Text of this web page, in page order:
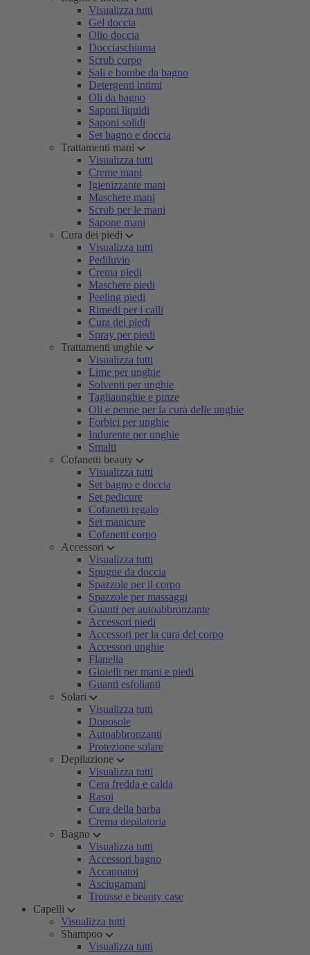
Visualizza tutti
Gel doccia
Olio doccia
Docciaschiuma
Scrub corpo
Sali e bombe da bagno
Detergenti intimi
Oli da bagno
Saponi liquidi
Saponi solidi
Set bagno e doccia
Trattamenti mani
Visualizza tutti
Creme mani
Igienizzante mani
Maschere mani
Scrub per le mani
Sapone mani
Cura dei piedi
Visualizza tutti
Pediluvio
Crema piedi
Maschere piedi
Peeling piedi
Rimedi per i calli
Cura dei piedi
Spray per piedi
Trattamenti unghie
Visualizza tutti
Lime per unghie
Solventi per unghie
Tagliaunghie e pinze
Oli e penne per la cura delle unghie
Forbici per unghie
Indurente per unghie
Smalti
Cofanetti beauty
Visualizza tutti
Set bagno e doccia
Set pedicure
Cofanetti regalo
Set manicure
Cofanetti corpo
Accessori
Visualizza tutti
Spugne da doccia
Spazzole per il corpo
Spazzole per massaggi
Guanti per autoabbronzante
Accessori piedi
Accessori per la cura del corpo
Accessori unghie
Flanella
Gioielli per mani e piedi
Guanti esfolianti
Solari
Visualizza tutti
Doposole
Autoabbronzanti
Protezione solare
Depilazione
Visualizza tutti
Cera fredda e calda
Rasoi
Cura della barba
Crema depilatoria
Bagno
Visualizza tutti
Accessori bagno
Accappatoi
Asciugamani
Trousse e beauty case
Capelli
Visualizza tutti
Shampoo
Visualizza tutti